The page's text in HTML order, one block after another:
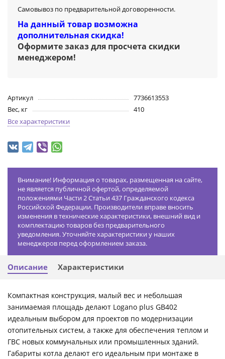
Самовывоз по предварительной договоренности.
На данный товар возможна
дополнительная скидка!
Оформите заказ для просчета скидки
менеджером!
Артикул
7736613553
Вес, кг
410
Все характеристики
Внимание! Информация о товарах, размещенная на сайте,
не является публичной офертой, определяемой
положениями Части 2 Статьи 437 Гражданского кодекса
Российской Федерации. Производители вправе вносить
изменения в технические характеристики, внешний вид и
комплектацию товаров без предварительного
уведомления. Уточняйте характеристики у наших
менеджеров перед оформлением заказа.
Описание Характеристики
Компактная конструкция, малый вес и небольшая
занимаемая площадь делают Logano plus GB402
идеальным выбором для проектов по модернизации
отопительных систем, а также для обеспечения теплом и
ГВС новых коммунальных или промышленных зданий.
Габариты котла делают его идеальным при монтаже в